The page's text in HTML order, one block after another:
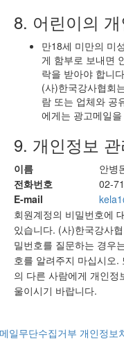
8. 어린이의
만18세 미만의 미
게 함부로 보내면
락을 받아야 합니
(사)한국강사협회
람 또는 업체와 공
에게는 광고메일
9. 개인정보
이름
안병
전화번호
02-
E-mail
회원계정의 비밀번호에
있습니다. (사)한국강사
밀번호를 질문하는 경우
호를 알려주지 마십시오
의 다른 사람에게 개인정
울이시기 바랍니다.
일무단수집거부 개인정보